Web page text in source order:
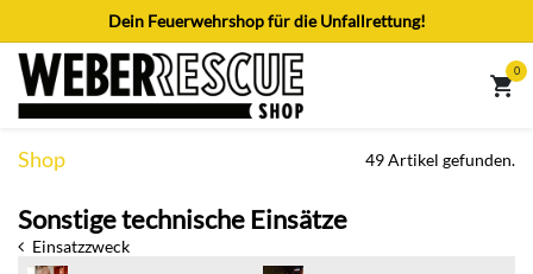
Zum Inhalt springenDein Feuerwehrshop für die Unfallrettung!
0
Shop 49 Artikel gefunden.
Sonstige technische Einsätze
Einsatzzweck